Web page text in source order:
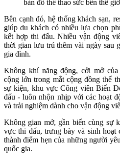
bản đồ thể thao sức bền thế
Bên cạnh đó, hệ thống khách sạn,
giúp du khách có nhiều lựa chọn
kết hợp thi đấu. Nhiều vận động
thời gian lưu trú thêm vài ngày sau
gia đình.
Không khí năng động, cởi mở
cộng lớn trong mắt cộng đồng thể
sự kiện, khu vực Công viên Biển
đấu - luôn nhộn nhịp với các hoạt
và trải nghiệm dành cho vận động
Không gian mở, gần biển cùng sự
vực thi đấu, trưng bày và sinh hoạt
thành điểm hẹn của những người
quốc gia.